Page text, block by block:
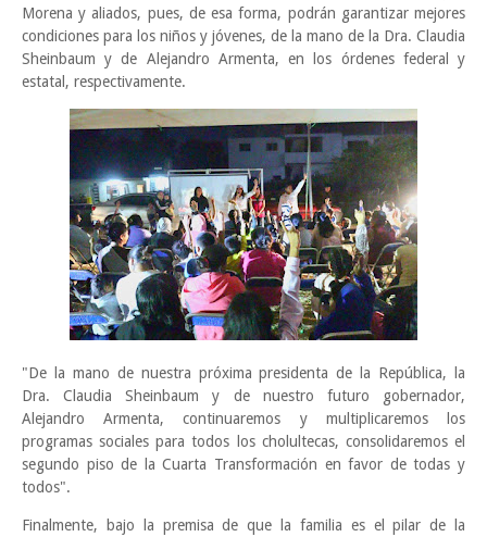
Morena y aliados, pues, de esa forma, podrán garantizar mejores
condiciones para los niños y jóvenes, de la mano de la Dra. Claudia
Sheinbaum y de Alejandro Armenta, en los órdenes federal y
estatal, respectivamente.
"De la mano de nuestra próxima presidenta de la República, la
Dra. Claudia Sheinbaum y de nuestro futuro gobernador,
Alejandro Armenta, continuaremos y multiplicaremos los
programas sociales para todos los cholultecas, consolidaremos el
segundo piso de la Cuarta Transformación en favor de todas y
todos".
Finalmente, bajo la premisa de que la familia es el pilar de la